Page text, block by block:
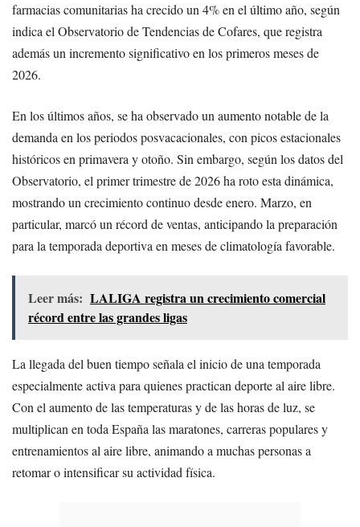
farmacias comunitarias ha crecido un 4% en el último año, según
indica el Observatorio de Tendencias de Cofares, que registra
además un incremento significativo en los primeros meses de
2026.
En los últimos años, se ha observado un aumento notable de la
demanda en los periodos posvacacionales, con picos estacionales
históricos en primavera y otoño. Sin embargo, según los datos del
Observatorio, el primer trimestre de 2026 ha roto esta dinámica,
mostrando un crecimiento continuo desde enero. Marzo, en
particular, marcó un récord de ventas, anticipando la preparación
para la temporada deportiva en meses de climatología favorable.
Leer más: LALIGA registra un crecimiento comercial
récord entre las grandes ligas
La llegada del buen tiempo señala el inicio de una temporada
especialmente activa para quienes practican deporte al aire libre.
Con el aumento de las temperaturas y de las horas de luz, se
multiplican en toda España las maratones, carreras populares y
entrenamientos al aire libre, animando a muchas personas a
retomar o intensificar su actividad física.